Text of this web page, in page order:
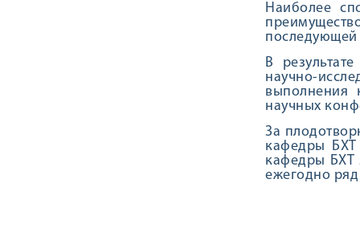
Наиболее
последующей
В
научно-
выполнения
научных
За
кафедры
кафедры БХТ
ежегодно